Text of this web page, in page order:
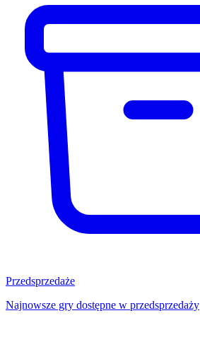
Przedsprzedaże
Najnowsze gry dostępne w przedsprzedaży